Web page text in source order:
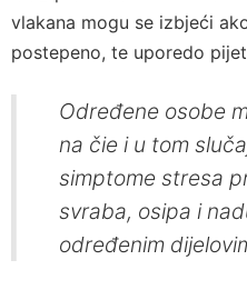
vlakana mogu se izbjeći
postepeno, te uporedo
Određene osobe
na čie i u tom
simptome stresa
svraba, osipa i
određenim